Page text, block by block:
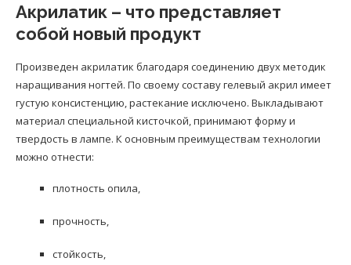
Акрилатик – что представляет
собой новый продукт
Произведен акрилатик благодаря соединению двух методик
наращивания ногтей. По своему составу гелевый акрил имеет
густую консистенцию, растекание исключено. Выкладывают
материал специальной кисточкой, принимают форму и
твердость в лампе. К основным преимуществам технологии
можно отнести:
плотность опила,
прочность,
стойкость,